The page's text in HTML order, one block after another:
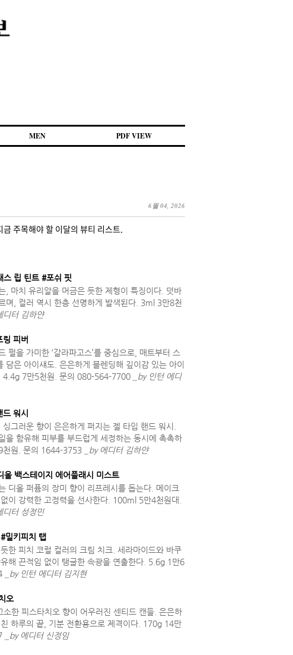
MEN PDF VIEW
6월 04, 2026
주목해야 할 이달의 뷰티 리스트.
스 립 틴트 #포쉬 핏
, 마치 유리알을 머금은 듯한 제형이 특징이다. 덧바
며, 컬러 역시 한층 선명하게 발색된다. 3ml 3만8천
디터 김하얀
링 피버
펄을 가미한 ‘갈라파고스’를 중심으로, 매트부터 스
담은 아이섀도. 은은하게 블렌딩해 깊이감 있는 아이
4.4g 7만5천원. 문의 080-564-7700
_by 인턴 에디
워시
그러운 향이 은은하게 퍼지는 젤 타입 핸드 워시.
을 함유해 피부를 부드럽게 세정하는 동시에 촉촉하
천원. 문의 1644-3753
_by 에디터 김하얀
백스테이지 에어플래시 미스트
디올 퍼퓸의 장미 향이 리프레시를 돕는다. 메이크
이 강력한 고정력을 선사한다. 100ml 5만4천원대.
디터 성정민
밀키피치 탭
한 피치 코럴 컬러의 크림 치크. 세라마이드와 바쿠
해 끈적임 없이 탱글한 속광을 연출한다. 5.6g 1만6
_by 인턴 에디터 김지현
오
소한 피스타치오 향이 어우러진 센티드 캔들. 은은하
하루의 끝, 기분 전환용으로 제격이다. 170g 14만
_by 에디터 신정임